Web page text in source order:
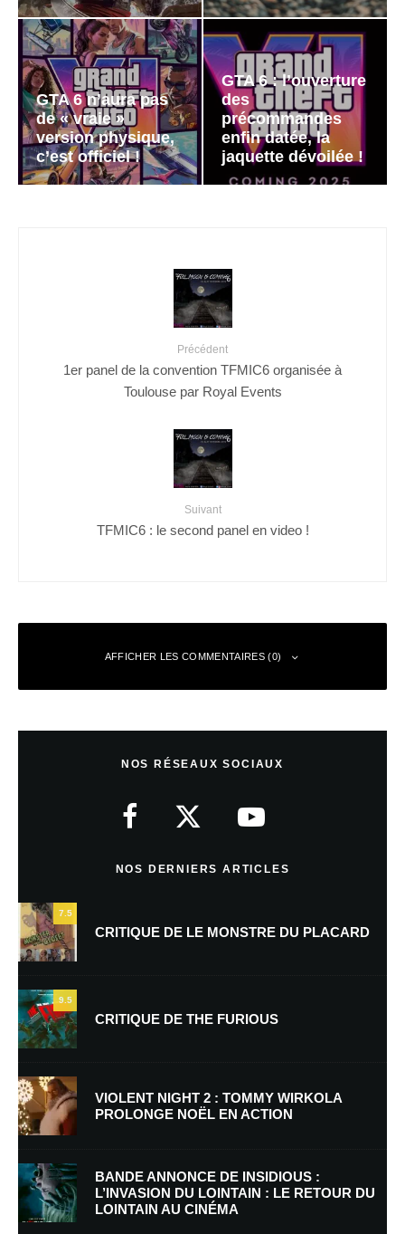
GTA 6 n’aura pas
de « vraie »
version physique,
c’est officiel !
GTA 6 : l’ouverture
des
précommandes
enfin datée, la
jaquette dévoilée !
Précédent
1er panel de la convention TFMIC6 organisée à
Toulouse par Royal Events
Suivant
TFMIC6 : le second panel en video !
AFFICHER LES COMMENTAIRES (0)
Nom*
E-mail *
Enregistrer mon nom, mon e-mail et mon site dans le navigateur pour
mon prochain commentaire.
NOS RÉSEAUX SOCIAUX
NOS DERNIERS ARTICLES
7.5
CRITIQUE DE LE MONSTRE DU PLACARD
9.5
CRITIQUE DE THE FURIOUS
VIOLENT NIGHT 2 : TOMMY WIRKOLA
PROLONGE NOËL EN ACTION
BANDE ANNONCE DE INSIDIOUS :
L’INVASION DU LOINTAIN : LE RETOUR DU
LOINTAIN AU CINÉMA